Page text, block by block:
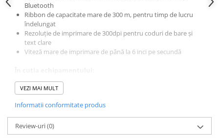
Carton Color
Cuburi din Hârtie / Notițe Adezive
Etichete Autocolante
Hârtie
Hârtie Color
Notes Adeziv
Plicuri
Registre / Repertoare
Role Casă de Marcat
Role Hârtie Plotter
Bluetooth
Ribbon de capacitate mare de 300 m, pentru timp de lucru
îndelungat
Rezoluție de imprimare de 300dpi pentru coduri de bare și
text clare
Viteză mare de imprimare de până la 6 inci pe secundă
Cablu de alimentare
Edition (descărcare gratuită)
Cablu USB
Manualul utilizatorului
Doi suporți de ribbon de 1", un miez de ribbon de 1"
VEZI MAI MULT
Informatii conformitate produs
Review-uri(0)